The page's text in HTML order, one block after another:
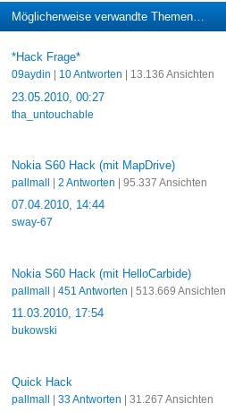
Möglicherweise verwandte Themen…
*Hack Frage*
09aydin 10 Antworten | 13.136 Ansichten
23.05.2010, 00:27
tha_untouchable
Nokia S60 Hack (mit MapDrive)
pallmall 2 Antworten | 95.337 Ansichten
07.04.2010, 14:44
sway-67
Nokia S60 Hack (mit HelloCarbide)
pallmall 451 Antworten | 513.669 Ansichten
11.03.2010, 17:54
bukowski
Quick Hack
pallmall 33 Antworten | 31.267 Ansichten